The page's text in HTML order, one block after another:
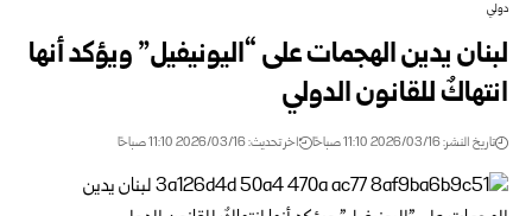
دولي
لبنان يدين الهجمات على “اليونيفيل” ويؤكد أنها
انتهاكٌ للقانون الدولي
تاريخ النشر: 2026/03/16 11:10 صباحًا اخر تحديث: 2026/03/16 11:10 صباحًا